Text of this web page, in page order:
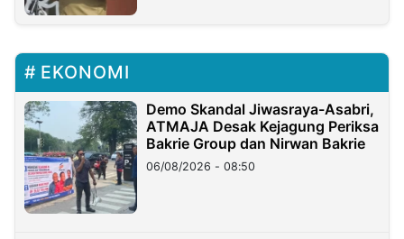
EKONOMI
Demo Skandal Jiwasraya-Asabri,
ATMAJA Desak Kejagung Periksa
Bakrie Group dan Nirwan Bakrie
06/08/2026 - 08:50